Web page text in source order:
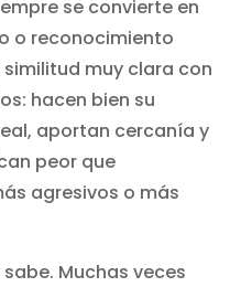
se convierte en
o reconocimiento
muy clara con
hacen bien su
aportan cercanía y
peor que
agresivos o más
Muchas veces